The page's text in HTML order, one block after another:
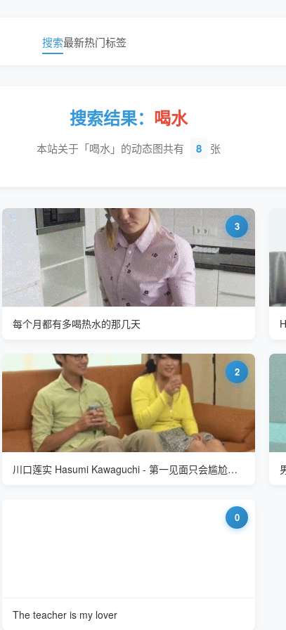
搜索最新热门标签
搜索结果： 喝水
本站关于「喝水」的动态图共有 8 张
3
每个月都有多喝热水的那几天
2
川口莲实 Hasumi Kawaguchi - 第一见面只会尴尬的喝水
0
The teacher is my lover